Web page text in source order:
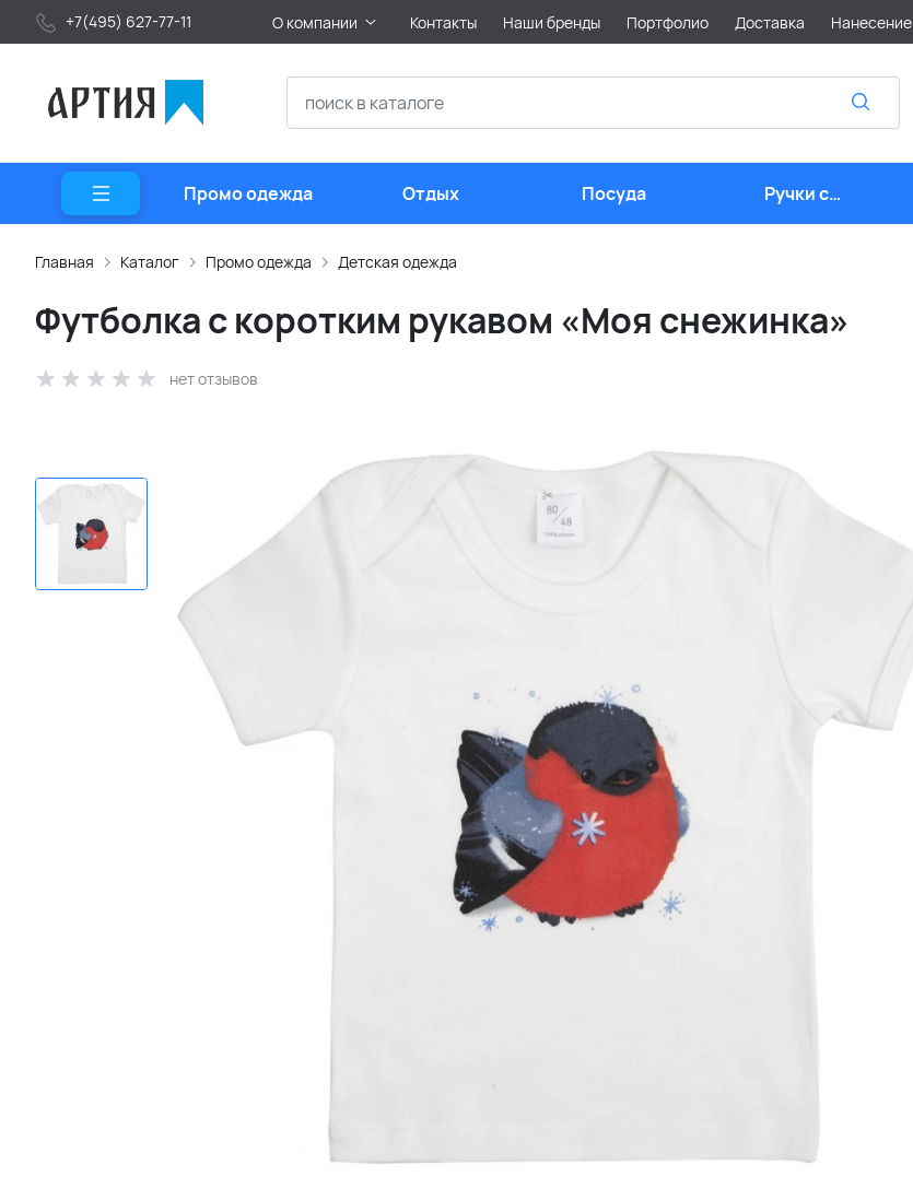
+7(495) 627-77-11 О компании Контакты Наши бренды Портфолио Доставка Нанесение
Промо одежда Отдых Посуда
Ручки с
логотипом
Главная Каталог Промо одежда Детская одежда
Футболка с коротким рукавом «Моя снежинка»
нет отзывов